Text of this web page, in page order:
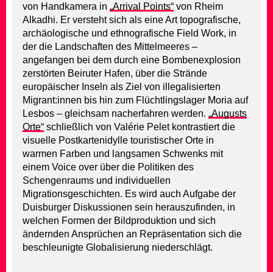
von Handkamera in „Arrival Points“ von Rheim
Alkadhi. Er versteht sich als eine Art topografische,
archäologische und ethnografische Field Work, in
der die Landschaften des Mittelmeeres –
angefangen bei dem durch eine Bombenexplosion
zerstörten Beiruter Hafen, über die Strände
europäischer Inseln als Ziel von illegalisierten
Migrant:innen bis hin zum Flüchtlingslager Moria auf
Lesbos – gleichsam nacherfahren werden. „Augusts
Orte“ schließlich von Valérie Pelet kontrastiert die
visuelle Postkartenidylle touristischer Orte in
warmen Farben und langsamen Schwenks mit
einem Voice over über die Politiken des
Schengenraums und individuellen
Migrationsgeschichten. Es wird auch Aufgabe der
Duisburger Diskussionen sein herauszufinden, in
welchen Formen der Bildproduktion und sich
ändernden Ansprüchen an Repräsentation sich die
beschleunigte Globalisierung niederschlägt.